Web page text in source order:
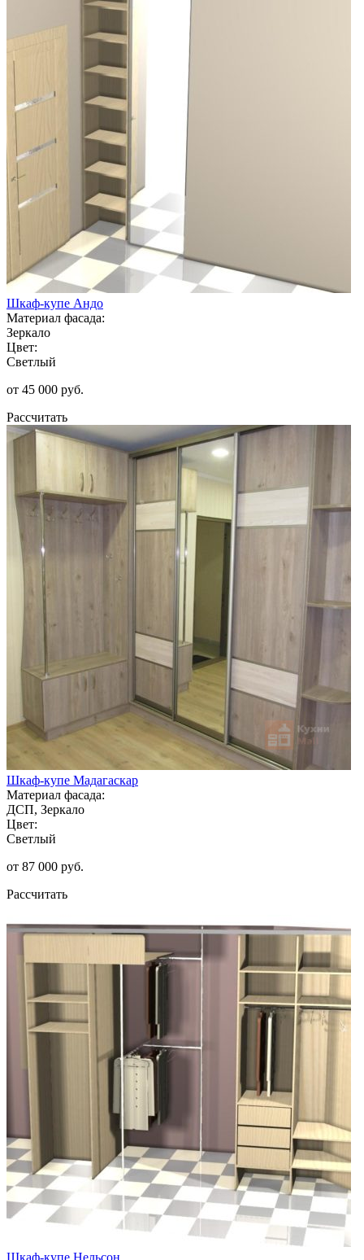
Шкаф-купе Андо
Материал фасада:
Зеркало
Цвет:
Светлый
от 45 000 руб.
Рассчитать
Шкаф-купе Мадагаскар
Материал фасада:
ДСП, Зеркало
Цвет:
Светлый
от 87 000 руб.
Рассчитать
Шкаф-купе Нельсон